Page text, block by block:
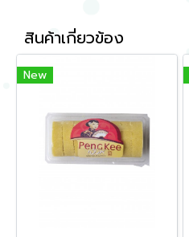
สินค้าเกี่ยวข้อง
New